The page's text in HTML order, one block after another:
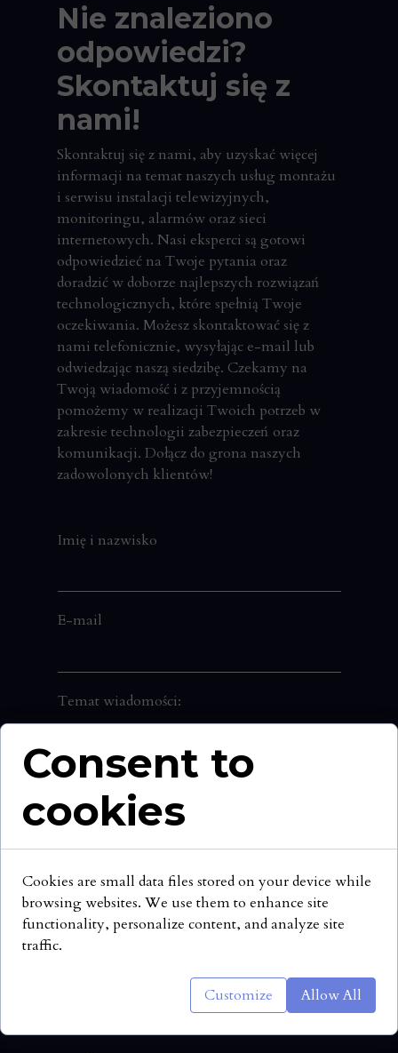
Nie znaleziono
odpowiedzi?
Skontaktuj się z
nami!
Skontaktuj się z nami, aby uzyskać więcej
informacji na temat naszych usług montażu
i serwisu instalacji telewizyjnych,
monitoringu, alarmów oraz sieci
internetowych. Nasi eksperci są gotowi
odpowiedzieć na Twoje pytania oraz
doradzić w doborze najlepszych rozwiązań
technologicznych, które spełnią Twoje
oczekiwania. Możesz skontaktować się z
nami telefonicznie, wysyłając e-mail lub
odwiedzając naszą siedzibę. Czekamy na
Twoją wiadomość i z przyjemnością
pomożemy w realizacji Twoich potrzeb w
zakresie technologii zabezpieczeń oraz
komunikacji. Dołącz do grona naszych
zadowolonych klientów!
Imię i nazwisko
E-mail
Temat wiadomości:
Wiadomość:
Consent to
cookies
Cookies are small data files stored on your device while
browsing websites. We use them to enhance site
functionality, personalize content, and analyze site
traffic.
Customize Allow All